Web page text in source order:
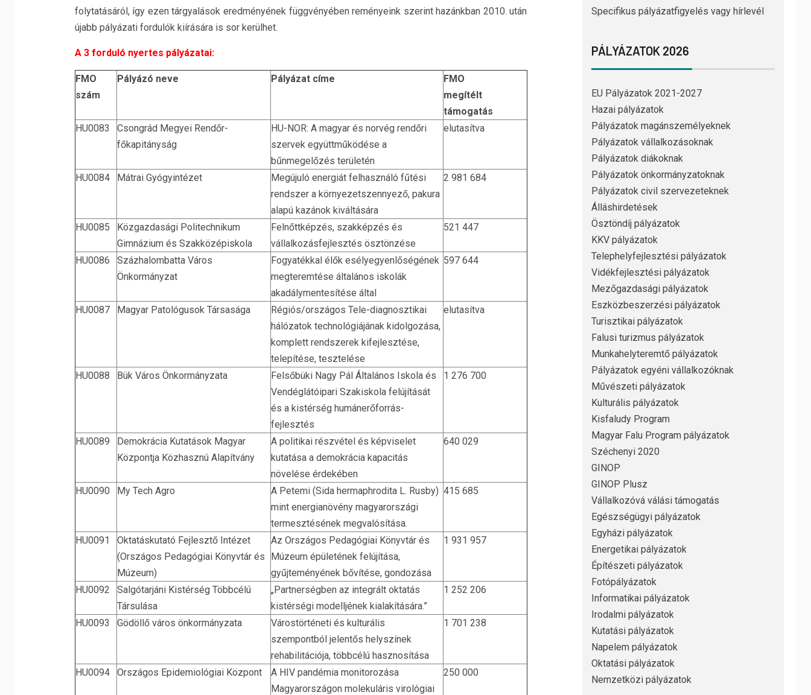
folytatásáról, így ezen tárgyalások eredményének függvényében reményeink szerint hazánkban 2010. után
újabb pályázati fordulók kiírására is sor kerülhet.
A 3 forduló nyertes pályázatai:
FMO
szám
Pályázó neve Pályázat címe
FMO
megítélt
támogatás
HU0083
Csongrád Megyei Rendőr-
főkapitányság
HU-NOR: A magyar és norvég rendőri
szervek együttműködése a
bűnmegelőzés területén
elutasítva
HU0084 Mátrai Gyógyintézet
Megújuló energiát felhasználó fűtési
rendszer a környezetszennyező, pakura
alapú kazánok kiváltására
2 981 684
HU0085
Közgazdasági Politechnikum
Gimnázium és Szakközépiskola
Felnőttképzés, szakképzés és
vállalkozásfejlesztés ösztönzése
521 447
HU0086
Százhalombatta Város
Önkormányzat
Fogyatékkal élők esélyegyenlőségének
megteremtése általános iskolák
akadálymentesítése által
597 644
HU0087 Magyar Patológusok Társasága
Régiós/országos Tele-diagnosztikai
hálózatok technológiájának kidolgozása,
komplett rendszerek kifejlesztése,
telepítése, tesztelése
elutasítva
HU0088 Bük Város Önkormányzata
Felsőbüki Nagy Pál Általános Iskola és
Vendéglátóipari Szakiskola felújítását
és a kistérség humánerőforrás-
fejlesztés
1 276 700
HU0089
Demokrácia Kutatások Magyar
Központja Közhasznú Alapítvány
A politikai részvétel és képviselet
kutatása a demokrácia kapacitás
növelése érdekében
640 029
HU0090 My Tech Agro
A Petemi (Sida hermaphrodita L. Rusby)
mint energianövény magyarországi
termesztésének megvalósítása.
415 685
HU0091
Oktatáskutató Fejlesztő Intézet
(Országos Pedagógiai Könyvtár és
Múzeum)
Az Országos Pedagógiai Könyvtár és
Múzeum épületének felújítása,
gyűjteményének bővítése, gondozása
1 931 957
HU0092
Salgótarjáni Kistérség Többcélú
Társulása
„Partnerségben az integrált oktatás
kistérségi modelljének kialakítására.”
1 252 206
HU0093 Gödöllő város önkormányzata
Várostörténeti és kulturális
szempontból jelentős helyszínek
rehabilitációja, többcélú hasznosítása
1 701 238
HU0094 Országos Epidemiológiai Központ
A HIV pandémia monitorozása
Magyarországon molekuláris virológiai
250 000
Specifikus pályázatfigyelés vagy hírlevél
PÁLYÁZATOK 2026
EU Pályázatok 2021-2027
Hazai pályázatok
Pályázatok magánszemélyeknek
Pályázatok vállalkozásoknak
Pályázatok diákoknak
Pályázatok önkormányzatoknak
Pályázatok civil szervezeteknek
Álláshirdetések
Ösztöndíj pályázatok
KKV pályázatok
Telephelyfejlesztési pályázatok
Vidékfejlesztési pályázatok
Mezőgazdasági pályázatok
Eszközbeszerzési pályázatok
Turisztikai pályázatok
Falusi turizmus pályázatok
Munkahelyteremtő pályázatok
Pályázatok egyéni vállalkozóknak
Művészeti pályázatok
Kulturális pályázatok
Kisfaludy Program
Magyar Falu Program pályázatok
Széchenyi 2020
GINOP
GINOP Plusz
Vállalkozóvá válási támogatás
Egészségügyi pályázatok
Egyházi pályázatok
Energetikai pályázatok
Építészeti pályázatok
Fotópályázatok
Informatikai pályázatok
Irodalmi pályázatok
Kutatási pályázatok
Napelem pályázatok
Oktatási pályázatok
Nemzetközi pályázatok